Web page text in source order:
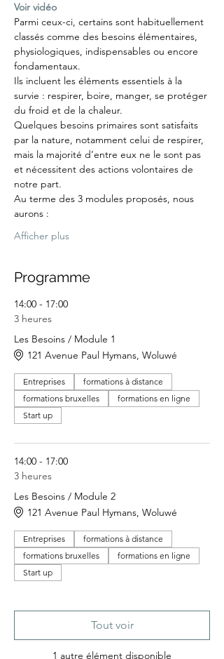
Voir vidéo
Parmi ceux-ci, certains sont habituellement
classés comme des besoins élémentaires,
physiologiques, indispensables ou encore
fondamentaux.
Ils incluent les éléments essentiels à la
survie : respirer, boire, manger, se protéger
du froid et de la chaleur.
Quelques besoins primaires sont satisfaits
par la nature, notamment celui de respirer,
mais la majorité d’entre eux ne le sont pas
et nécessitent des actions volontaires de
notre part.
Au terme des 3 modules proposés, nous
aurons :
Afficher plus
Programme
14:00 - 17:00
3 heures
Les Besoins / Module 1
121 Avenue Paul Hymans, Woluwé
Entreprises
formations à distance
formations bruxelles
formations en ligne
Start up
14:00 - 17:00
3 heures
Les Besoins / Module 2
121 Avenue Paul Hymans, Woluwé
Entreprises
formations à distance
formations bruxelles
formations en ligne
Start up
1 autre élément disponible
Tout voir